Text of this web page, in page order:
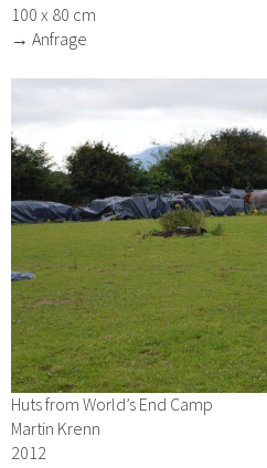
100 x 80 cm
→ Anfrage
Huts from World’s End Camp
Martin Krenn
2012